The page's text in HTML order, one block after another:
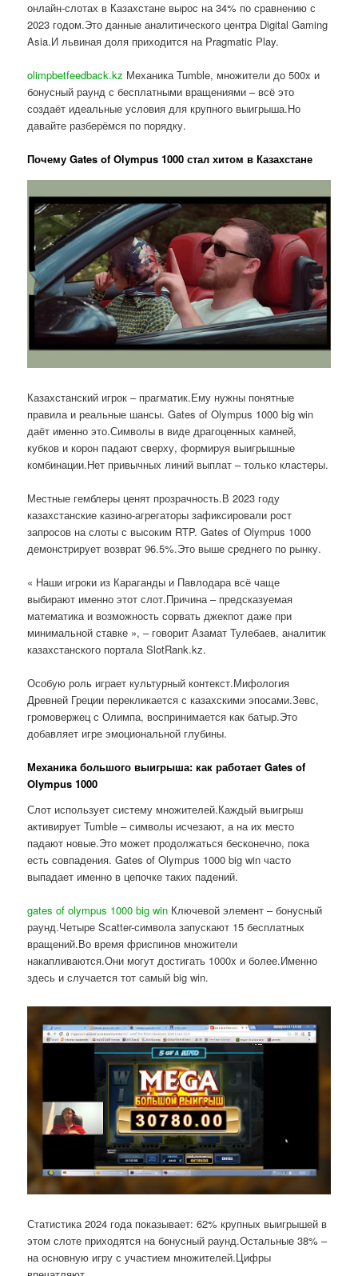
онлайн-слотах в Казахстане вырос на 34% по сравнению с
2023 годом.Это данные аналитического центра Digital Gaming
Asia.И львиная доля приходится на Pragmatic Play.
olimpbetfeedback.kz Механика Tumble, множители до 500x и
бонусный раунд с бесплатными вращениями – всё это
создаёт идеальные условия для крупного выигрыша.Но
давайте разберёмся по порядку.
Почему Gates of Olympus 1000 стал хитом в Казахстане
Казахстанский игрок – прагматик.Ему нужны понятные
правила и реальные шансы. Gates of Olympus 1000 big win
даёт именно это.Символы в виде драгоценных камней,
кубков и корон падают сверху, формируя выигрышные
комбинации.Нет привычных линий выплат – только кластеры.
Местные гемблеры ценят прозрачность.В 2023 году
казахстанские казино-агрегаторы зафиксировали рост
запросов на слоты с высоким RTP. Gates of Olympus 1000
демонстрирует возврат 96.5%.Это выше среднего по рынку.
« Наши игроки из Караганды и Павлодара всё чаще
выбирают именно этот слот.Причина – предсказуемая
математика и возможность сорвать джекпот даже при
минимальной ставке », – говорит Азамат Тулебаев, аналитик
казахстанского портала SlotRank.kz.
Особую роль играет культурный контекст.Мифология
Древней Греции перекликается с казахскими эпосами.Зевс,
громовержец с Олимпа, воспринимается как батыр.Это
добавляет игре эмоциональной глубины.
Механика большого выигрыша: как работает Gates of
Olympus 1000
Слот использует систему множителей.Каждый выигрыш
активирует Tumble – символы исчезают, а на их место
падают новые.Это может продолжаться бесконечно, пока
есть совпадения. Gates of Olympus 1000 big win часто
выпадает именно в цепочке таких падений.
gates of olympus 1000 big win Ключевой элемент – бонусный
раунд.Четыре Scatter-символа запускают 15 бесплатных
вращений.Во время фриспинов множители
накапливаются.Они могут достигать 1000x и более.Именно
здесь и случается тот самый big win.
Статистика 2024 года показывает: 62% крупных выигрышей в
этом слоте приходятся на бонусный раунд.Остальные 38% –
на основную игру с участием множителей.Цифры